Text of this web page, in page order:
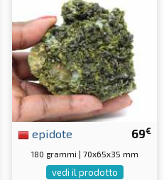
69€
epidote
180 grammi | 70x65x35 mm
vedi il prodotto